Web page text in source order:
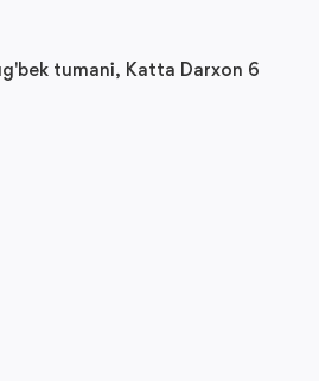
tumani, Katta Darxon 6